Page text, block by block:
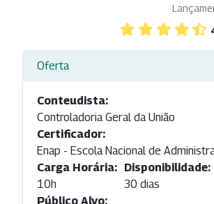
Oferta
Conteudista:
Controladoria Geral da União
Certificador:
Enap - Escola Nacional de
Carga Horária:
10h
Disponibilidade:
30 dias
Público Alvo: